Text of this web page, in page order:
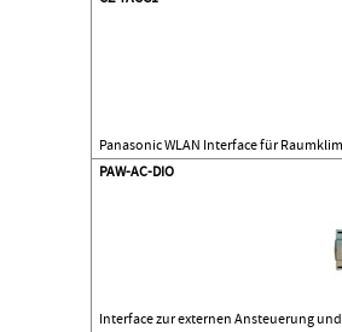
Panasonic WLAN Interface für
PAW-AC-DIO
Interface zur externen Ansteuerung